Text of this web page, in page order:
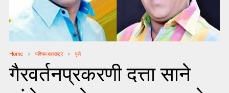
Home पश्चिम महाराष्ट्र पुणे
गैरवर्तनप्रकरणी दत्ता साने